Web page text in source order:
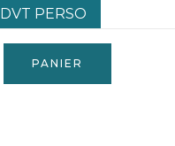
DVT PERSO
PANIER